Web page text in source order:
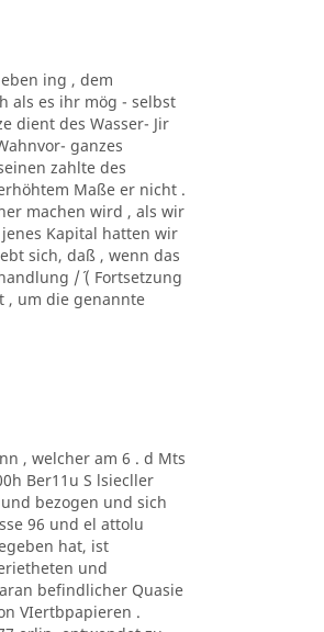
ing , dem
als es ihr mög - selbst
dient des Wasser- Jir
ganzes
zahlte des
Maße er nicht .
machen wird , als wir
Kapital hatten wir
sich, daß , wenn das
/´ ( Fortsetzung
, um die genannte
, welcher am 6 . d Mts
Ber11u S lsiecller
bezogen und sich
96 und el attolu
hat, ist
und
befindlicher Quasie
VIertbpapieren .